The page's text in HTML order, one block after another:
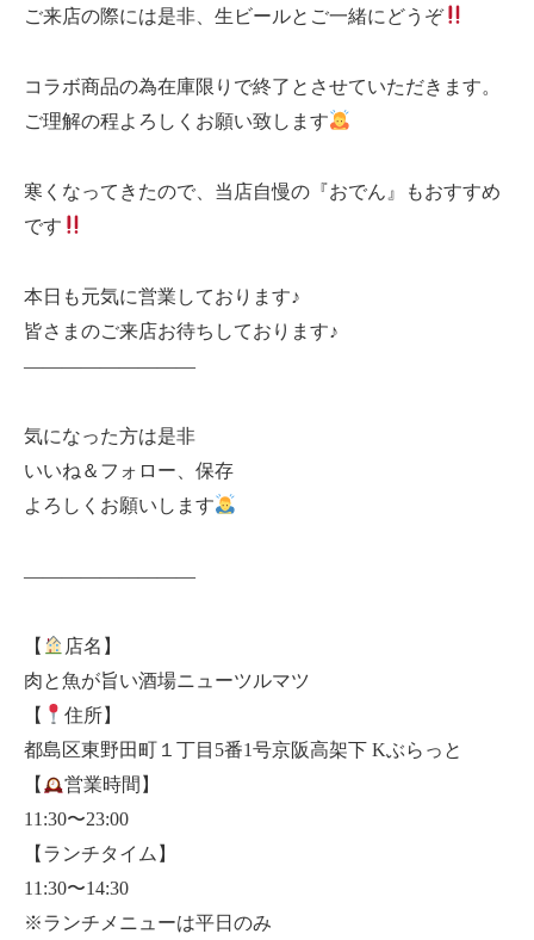
ご来店の際には是非、生ビールとご一緒にどうぞ
コラボ商品の為在庫限りで終了とさせていただきます。
ご理解の程よろしくお願い致します
寒くなってきたので、当店自慢の『おでん』もおすすめ
です
本日も元気に営業しております♪
皆さまのご来店お待ちしております♪
—————————
気になった方は是非
いいね＆フォロー、保存
よろしくお願いします
—————————
【
店名】
肉と魚が旨い酒場ニューツルマツ
【
住所】
都島区東野田町１丁目5番1号京阪高架下 Kぶらっと
【
営業時間】
11:30〜23:00
【ランチタイム】
11:30〜14:30
※ランチメニューは平日のみ